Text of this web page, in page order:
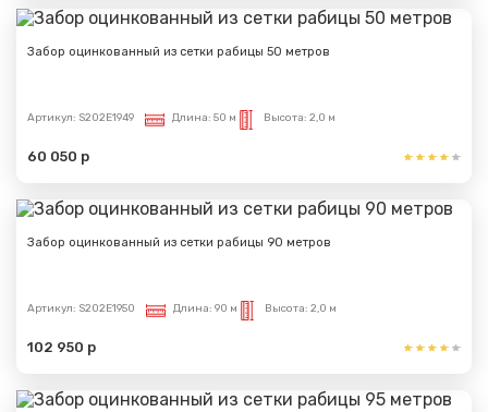
Забор оцинкованный из сетки рабицы 50 метров
Артикул: S202E1949 Длина: 50 м Высота: 2,0 м
60 050 р
Забор оцинкованный из сетки рабицы 90 метров
Артикул: S202E1950 Длина: 90 м Высота: 2,0 м
102 950 р